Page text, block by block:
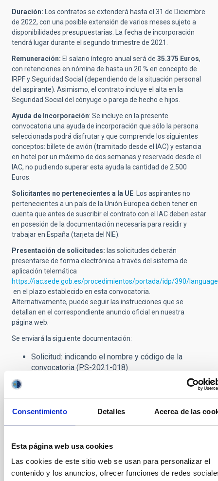
Consentimiento Detalles Acerca de las
Esta página web usa cookies
Las cookies de este sitio web se usan para personalizar el
contenido y los anuncios, ofrecer funciones de redes
Duración: Los contratos se extenderá hasta el 31 de Diciembre
de 2022, con una posible extensión de varios meses sujeto a
disponibilidades presupuestarias. La fecha de incorporación
tendrá lugar durante el segundo trimestre de 2021.
Remuneración: El salario íntegro anual será de 35.375 Euros,
con retenciones en nómina de hasta un 20 % en concepto de
IRPF y Seguridad Social (dependiendo de la situación personal
del aspirante). Asimismo, el contrato incluye el alta en la
Seguridad Social del cónyuge o pareja de hecho e hijos.
Ayuda de Incorporación: Se incluye en la presente
convocatoria una ayuda de incorporación que sólo la persona
seleccionada podrá disfrutar y que comprende los siguientes
conceptos: billete de avión (tramitado desde el IAC) y estancia
en hotel por un máximo de dos semanas y reservado desde el
IAC, no pudiendo superar esta ayuda la cantidad de 2.500
Euros.
Solicitantes no pertenecientes a la UE: Los aspirantes no
pertenecientes a un país de la Unión Europea deben tener en
cuenta que antes de suscribir el contrato con el IAC deben estar
en posesión de la documentación necesaria para residir y
trabajar en España (tarjeta del NIE).
Presentación de solicitudes: las solicitudes deberán
presentarse de forma electrónica a través del sistema de
aplicación telemática
https://iac.sede.gob.es/procedimientos/portada/idp/390/
en el plazo establecido en esta convocatoria.
Alternativamente, puede seguir las instrucciones que se
detallan en el correspondiente anuncio oficial en nuestra
página web.
Se enviará la siguiente documentación:
Solicitud: indicando el nombre y código de la
convocatoria (PS-2021-018)
CV, conteniendo lista de publicaciones
Memoria de la actividad investigadora y
Copia del Grado de Doctor o certificado de estar en
posesión del título (en castellano o inglés)
Acreditación de la Formación Complementaria en
otros Centros de Investigación para los candidatos